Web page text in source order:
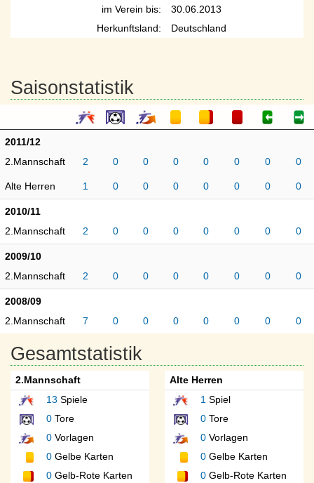
im Verein bis:
30.06.2013
Herkunftsland:
Deutschland
Saisonstatistik
2011/12
2.Mannschaft
2 0 0 0 0 0 0 0
Alte Herren 1 0 0 0 0 0 0 0
2010/11
2.Mannschaft
2 0 0 0 0 0 0 0
2009/10
2.Mannschaft
2 0 0 0 0 0 0 0
2008/09
2.Mannschaft
7 0 0 0 0 0 0 0
Gesamtstatistik
2.Mannschaft
13 Spiele
0 Tore
0 Vorlagen
0 Gelbe Karten
0 Gelb-Rote Karten
Alte Herren
1 Spiel
0Tore
0Vorlagen
0Gelbe Karten
0Gelb-Rote Karten